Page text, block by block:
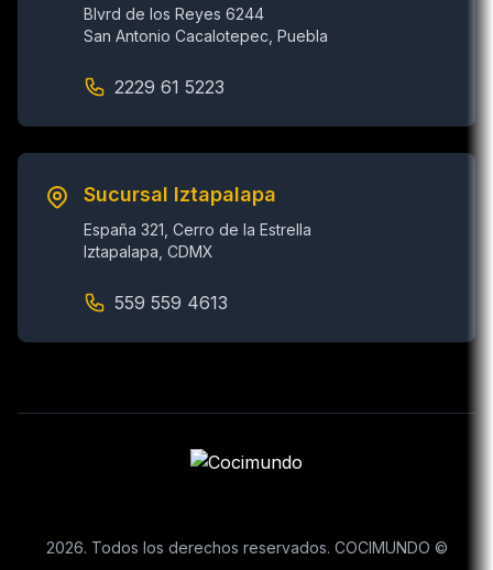
Blvrd de los Reyes 6244
San Antonio Cacalotepec, Puebla
2229 61 5223
Sucursal Iztapalapa
España 321, Cerro de la Estrella
Iztapalapa, CDMX
559 559 4613
2026. Todos los derechos reservados. COCIMUNDO ©